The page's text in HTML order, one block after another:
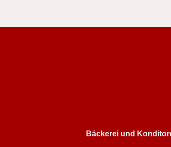
Bäckerei und